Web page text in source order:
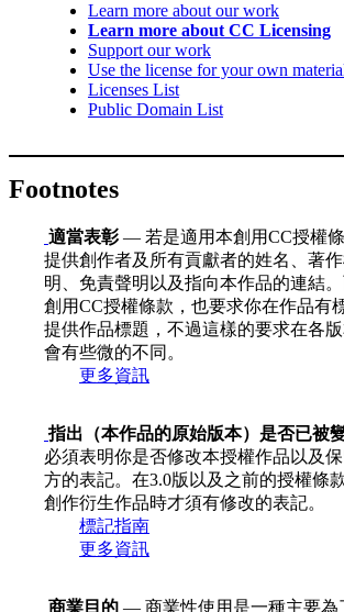
Learn more about our work
Learn more about CC Licensing
Support our work
Use the license for your own
Licenses List
Public Domain List
Footnotes
適當表彰— 若是適用本創用CC授權
提供創作者及所有貢獻者的姓名、著
明、免責聲明以及指向本作品的連結
創用CC授權條款，也要求你在作品有
提供作品標題，不過這樣的要求在各
會有些微的不同。
更多資訊
指出（本作品的原始版本）是否已被
必須表明你是否修改本授權作品以及
方的表記。在3.0版以及之前的授權條
創作衍生作品時才須有修改的表記。
標記指南
更多資訊
商業目的 — 商業性使用是一種主要為